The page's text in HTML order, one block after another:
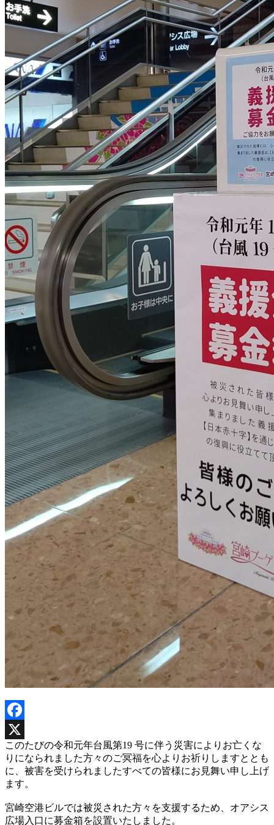
Facebook
X
このたびの令和元年台風第19 号に伴う災害によりお亡くな
りになられました方々のご冥福を心よりお祈りしますととも
に、被害を受けられましたすべての皆様にお見舞い申し上げ
ます。
宮崎空港ビルでは被災された方々を支援するため、オアシス
広場入口に募金箱を設置いたしました。